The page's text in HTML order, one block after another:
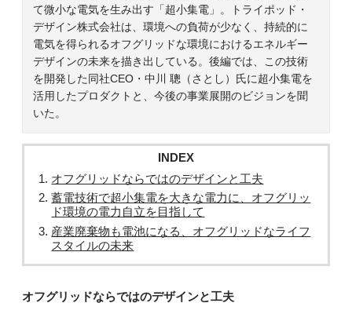
て微小な電気を生み出す「超小集電」。トライポッド・
デザイン株式会社は、環境への負荷が少なく、持続的に
電気を得られるオフグリッドな環境におけるエネルギー
デザインの未来を描き出している。後編では、この技術
を開発した同社CEO・中川 聰（さとし）氏に超小集電を
活用したプロダクトと、今後の事業展開のビジョンを聞
いた。
INDEX
オフグリッドならではのデザインと工夫
蓄電技術で超小集電を大きな電力に、オフグリッ
ド環境の電力自立を目指して
産業廃棄物も電池になる、オフグリッドなライフ
スタイルの未来
オフグリッドならではのデザインと工夫